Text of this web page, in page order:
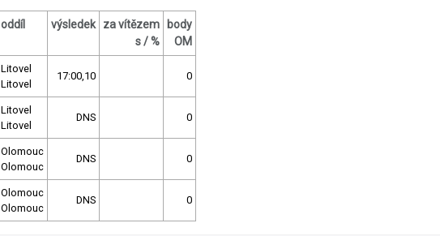
oddíl výsledek
za vítězem
s / %
body
OM
Litovel
Litovel
17:00,10 0
Litovel
Litovel
DNS 0
Olomouc
Olomouc
DNS 0
Olomouc
Olomouc
DNS 0